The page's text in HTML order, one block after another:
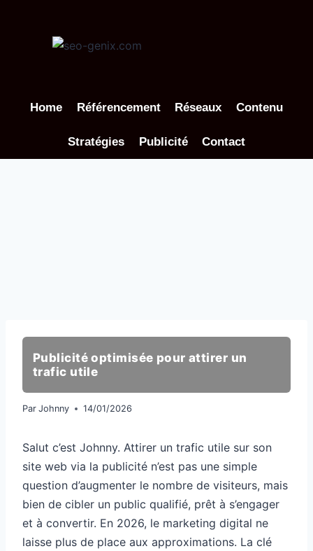
Home Référencement Réseaux Contenu
Stratégies Publicité Contact
Publicité optimisée pour attirer un
trafic utile
Par Johnny 14/01/2026
Salut c’est Johnny. Attirer un trafic utile sur son
site web via la publicité n’est pas une simple
question d’augmenter le nombre de visiteurs, mais
bien de cibler un public qualifié, prêt à s’engager
et à convertir. En 2026, le marketing digital ne
laisse plus de place aux approximations. La clé